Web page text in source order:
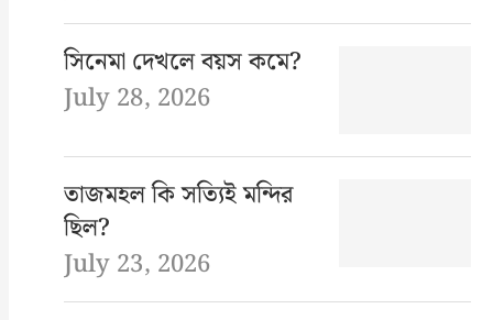
সিনেমা দেখলে বয়স কমে?
July 28, 2026
তাজমহল কি সত্যিই মন্দির
ছিল?
July 23, 2026